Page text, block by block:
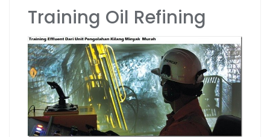
Training Oil Refining